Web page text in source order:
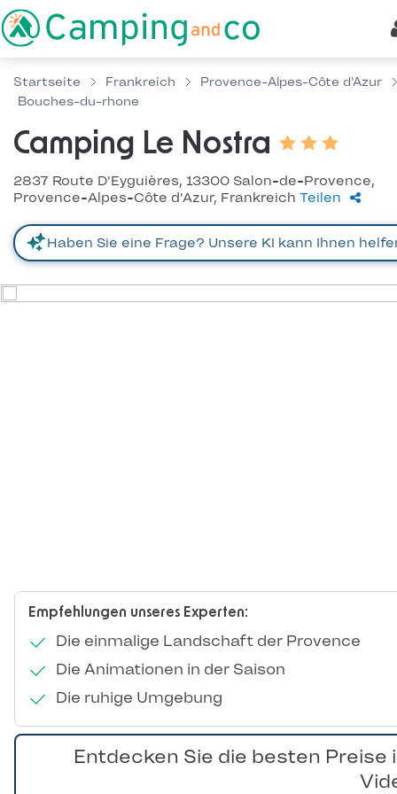
Startseite Frankreich
Provence-Alpes-Côte d'Azur
Bouches-du-rhone
Camping Le Nostra
2837 Route D'Eyguières, 13300 Salon-de-Provence,
Provence-Alpes-Côte d'Azur, Frankreich Teilen
Empfehlungen unseres Experten:
Die einmalige Landschaft der Provence
Die Animationen in der Saison
Die ruhige Umgebung
Entdecken Sie die besten Preise